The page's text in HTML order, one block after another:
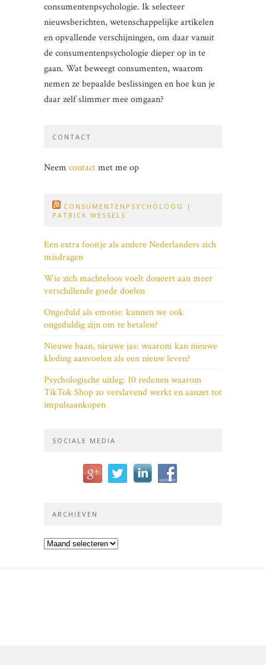
consumentenpsychologie. Ik selecteer
nieuwsberichten, wetenschappelijke artikelen
en opvallende verschijningen, om daar vanuit
de consumentenpsychologie dieper op in te
gaan. Wat beweegt consumenten, waarom
nemen ze bepaalde beslissingen en hoe kun je
daar zelf slimmer mee omgaan?
CONTACT
Neem contactmet me op
CONSUMENTENPSYCHOLOOG |
PATRICK WESSELS
Een extra fooitje als andere Nederlanders zich
misdragen
Wie zich machteloos voelt doneert aan meer
verschillende goede doelen
Ongeduld als emotie: kunnen we ook
ongeduldig zijn om te betalen?
Nieuwe baan, nieuwe jas: waarom kan nieuwe
kleding aanvoelen als een nieuw leven?
Psychologische uitleg: 10 redenen waarom
TikTok Shop zo verslavend werkt en aanzet tot
impulsaankopen
SOCIALE MEDIA
ARCHIEVEN
Archieven